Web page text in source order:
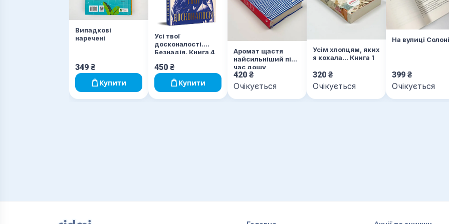
Випадкові
наречені
349 ₴
Купити
Усі твої
досконалості.
Безнадія. Книга 4
450 ₴
Купити
Аромат щастя
найсильніший під
час дощу
420 ₴
Очікується
Усім хлопцям, яких
я кохала... Книга 1
320 ₴
Очікується
На вулиці
399 ₴
Очікується